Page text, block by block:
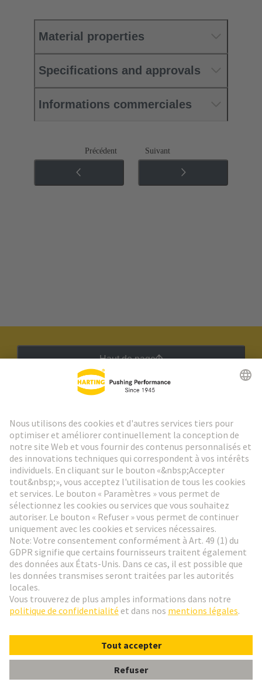
Material properties
Specifications and approvals
Informations commerciales
Précédent Suivant
Haut de page
Aller à l'inscription
Social Media
France Français
© HARTING Technology Group
ContactPolitique de confidentialité